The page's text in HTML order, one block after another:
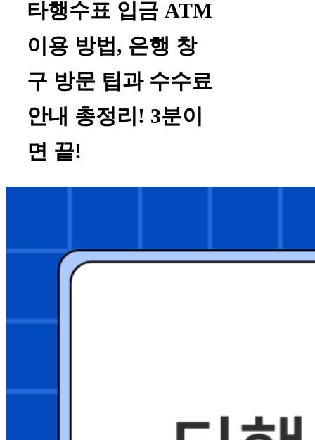
타행수표 입금 ATM
이용 방법, 은행 창
구 방문 팁과 수수료
안내 총정리! 3분이
면 끝!